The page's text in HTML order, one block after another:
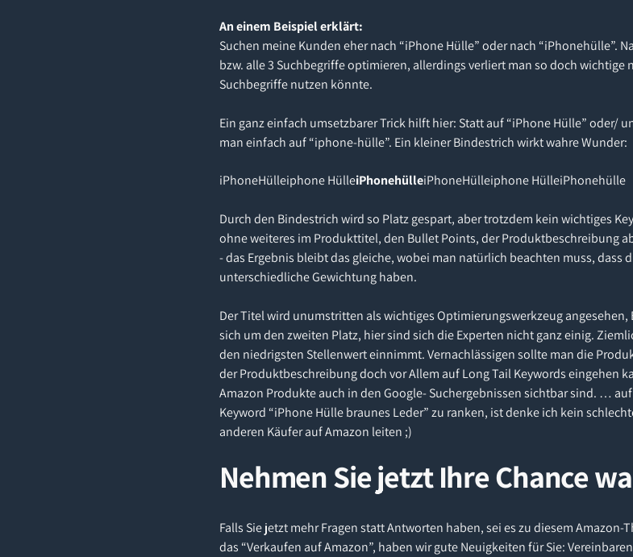
An einem Beispiel erklärt:
Suchen meine Kunden eher nach “iPhone Hülle” oder nach “iPhonehülle”.
bzw. alle 3 Suchbegriffe optimieren, allerdings verliert man so doch
Suchbegriffe nutzen könnte.
Ein ganz einfach umsetzbarer Trick hilft hier: Statt auf “iPhone Hülle” oder/
man einfach auf “iphone-hülle”. Ein kleiner Bindestrich wirkt wahre Wunder:
iPhoneHülleiphone HülleiPhonehülleiPhoneHülleiphone HülleiPhonehülle
Durch den Bindestrich wird so Platz gespart, aber trotzdem kein wichtiges
ohne weiteres im Produkttitel, den Bullet Points, der Produktbeschreibung
- das Ergebnis bleibt das gleiche, wobei man natürlich beachten muss, dass
unterschiedliche Gewichtung haben.
Der Titel wird unumstritten als wichtiges Optimierungswerkzeug
sich um den zweiten Platz, hier sind sich die Experten nicht ganz einig.
den niedrigsten Stellenwert einnimmt. Vernachlässigen sollte man die
der Produktbeschreibung doch vor Allem auf Long Tail Keywords eingehen
Amazon Produkte auch in den Google- Suchergebnissen sichtbar sind. …
Keyword “iPhone Hülle braunes Leder” zu ranken, ist denke ich kein
anderen Käufer auf Amazon leiten ;)
Nehmen Sie jetzt Ihre Chance
Falls Sie jetzt mehr Fragen statt Antworten haben, sei es zu diesem
das “Verkaufen auf Amazon”, haben wir gute Neuigkeiten für Sie: